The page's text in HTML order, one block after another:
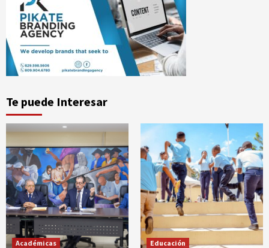
Te puede Interesar
Académicas Educación